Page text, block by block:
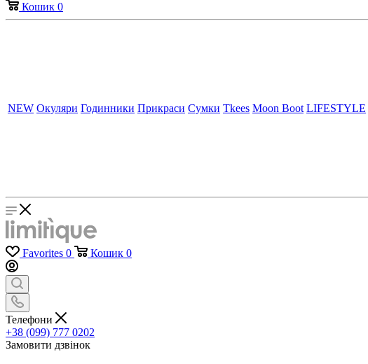
Кошик 0
NEW Окуляри Годинники Прикраси Сумки Tkees Moon Boot LIFESTYLE
Favorites 0 Кошик 0
Телефони
+38 (099) 777 0202
Замовити дзвінок